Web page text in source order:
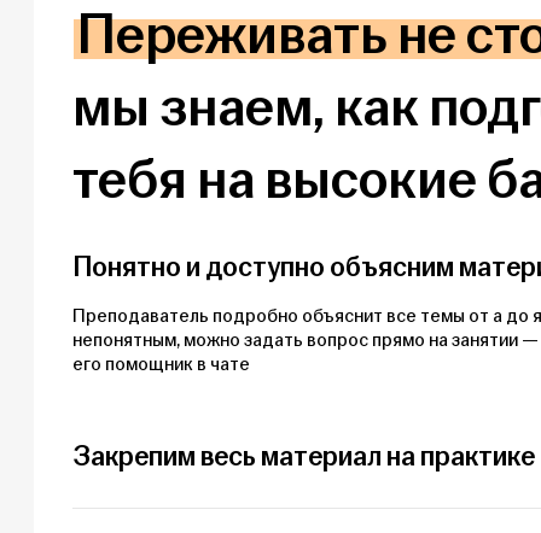
Переживать не
мы знаем, как
тебя на высокие
Понятно и доступно объясним
Преподаватель подробно объяснит все темы от а до
непонятным, можно задать вопрос прямо на занятии
его помощник в чате
Закрепим весь материал на практике